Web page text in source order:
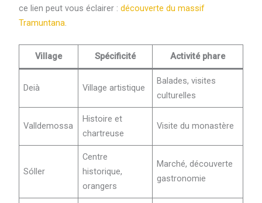
ce lien peut vous éclairer : découverte du massif
Tramuntana.
Village Spécificité Activité phare
Deià Village artistique
Balades, visites
culturelles
Valldemossa
Histoire et
chartreuse
Visite du monastère
Sóller
Centre
historique,
orangers
Marché, découverte
gastronomie